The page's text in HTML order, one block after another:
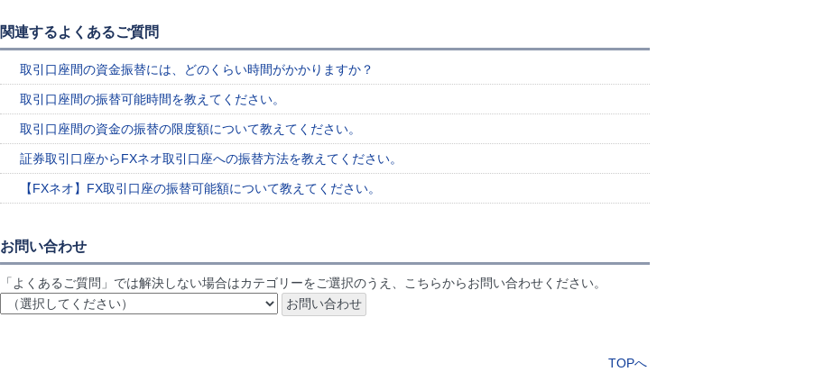
関連するよくあるご質問
取引口座間の資金振替には、どのくらい時間がかかりますか？
取引口座間の振替可能時間を教えてください。
取引口座間の資金の振替の限度額について教えてください。
証券取引口座からFXネオ取引口座への振替方法を教えてください。
【FXネオ】FX取引口座の振替可能額について教えてください。
お問い合わせ
「よくあるご質問」では解決しない場合はカテゴリーをご選択のうえ、こちらからお問い合わせください。
TOPへ